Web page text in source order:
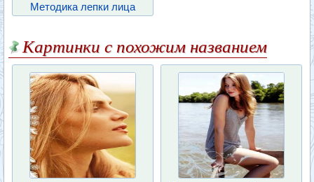
Методика лепки лица
Картинки с похожим названием